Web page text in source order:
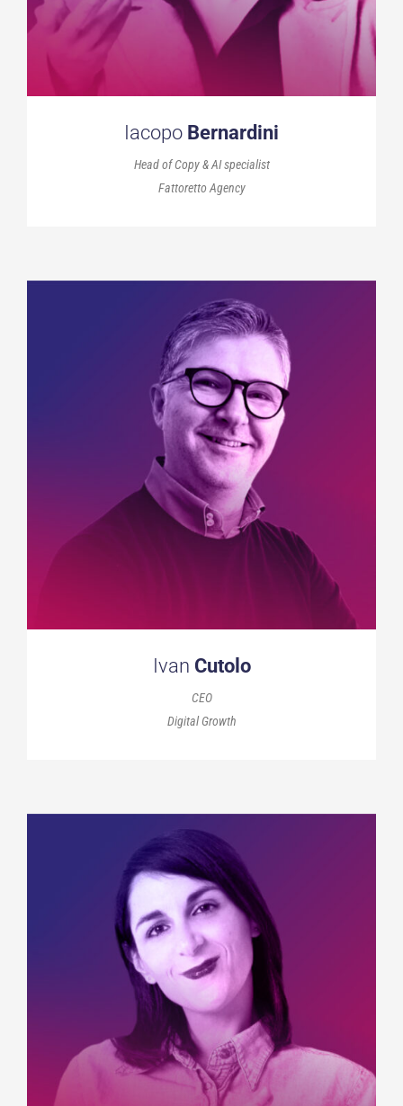
Iacopo Bernardini
Head of Copy & AI specialist
Fattoretto Agency
Ivan Cutolo
CEO
Digital Growth